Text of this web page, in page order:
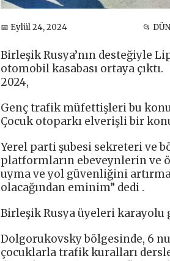
📅 Eylül 24, 2024 📂
Birleşik Rusya’nın desteğiyle
otomobil kasabası ortaya çıktı.
2024,
Genç trafik müfettişleri bu
Çocuk otoparkı elverişli bir
Yerel parti şubesi sekreteri ve
platformların ebeveynlerin ve
uyma ve yol güvenliğini artırma
olacağından eminim” dedi .
Birleşik Rusya üyeleri
Dolgorukovsky bölgesinde, 6
çocuklarla trafik kuralları